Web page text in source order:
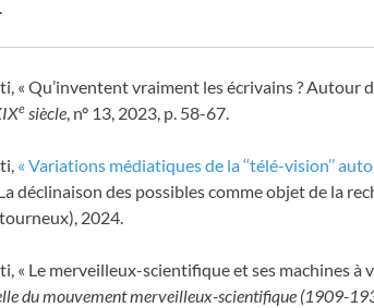
« Qu’inventent vraiment les écrivains ? Autour
e siècle, n° 13, 2023, p. 58-67.
« Variations médiatiques de la ‘‘télé-vision’’
déclinaison des possibles comme objet de la
2024.
« Le merveilleux-scientifique et ses machines à
du mouvement merveilleux-scientifique (1909-